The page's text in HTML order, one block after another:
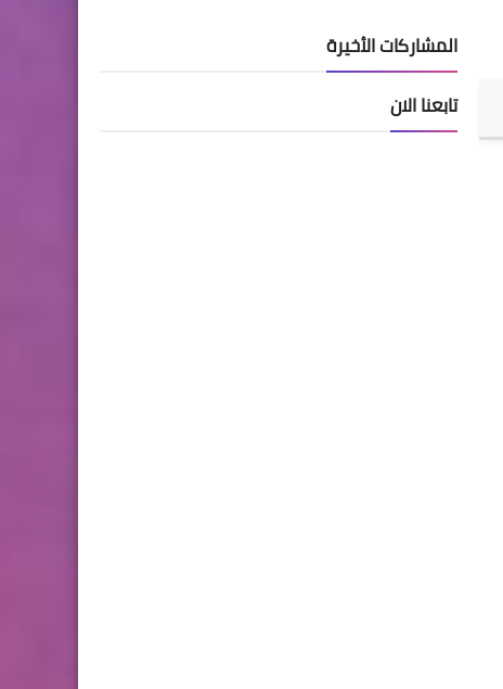
المشاركات الأخيرة
تابعنا الان